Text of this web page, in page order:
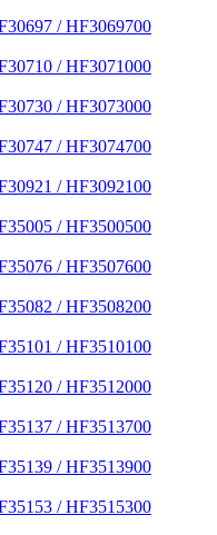
/ HF3069700
/ HF3071000
/ HF3073000
/ HF3074700
/ HF3092100
/ HF3500500
/ HF3507600
/ HF3508200
/ HF3510100
/ HF3512000
/ HF3513700
/ HF3513900
/ HF3515300